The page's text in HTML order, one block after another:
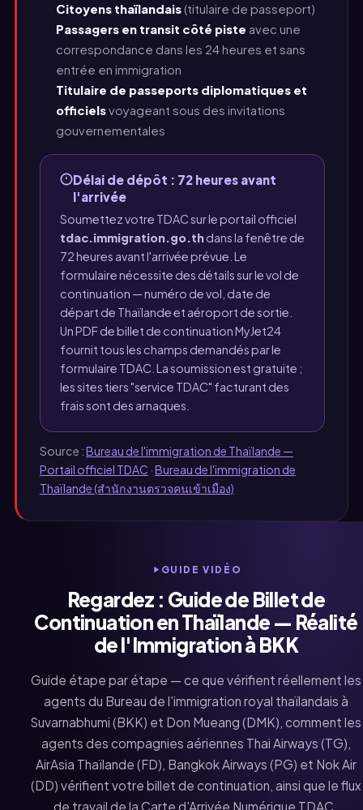
Citoyens thaïlandais(titulaire de passeport)
Passagers en transit côté piste avec une
correspondance dans les 24 heures et sans
entrée en immigration
Titulaire de passeports diplomatiques et
officielsvoyageant sous des invitations
gouvernementales
Délai de dépôt : 72 heures avant
l'arrivée
Soumettez votre TDAC sur le portail officiel
tdac.immigration.go.thdans la fenêtre de
72 heures avant l'arrivée prévue. Le
formulaire nécessite des détails sur le vol de
continuation — numéro de vol, date de
départ de Thaïlande et aéroport de sortie.
Un PDF de billet de continuation MyJet24
fournit tous les champs demandés par le
formulaire TDAC. La soumission est gratuite ;
les sites tiers "service TDAC" facturant des
frais sont des arnaques.
Source :Bureau de l'immigration de Thaïlande —
Portail officiel TDAC ·Bureau de l'immigration de
Thaïlande (สำนักงานตรวจคนเข้าเมือง)
GUIDE VIDÉO
Regardez : Guide de Billet de
Continuation en Thaïlande — Réalité
de l'Immigration à BKK
Guide étape par étape — ce que vérifient réellement les
agents du Bureau de l'immigration royal thaïlandais à
Suvarnabhumi (BKK) et Don Mueang (DMK), comment les
agents des compagnies aériennes Thai Airways (TG),
AirAsia Thaïlande (FD), Bangkok Airways (PG) et Nok Air
(DD) vérifient votre billet de continuation, ainsi que le flux
de travail de la Carte d'Arrivée Numérique TDAC.